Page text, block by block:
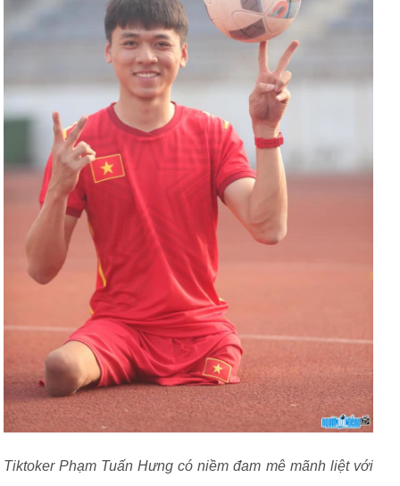
Tiktoker Phạm Tuấn Hưng có niềm đam mê mãnh liệt với